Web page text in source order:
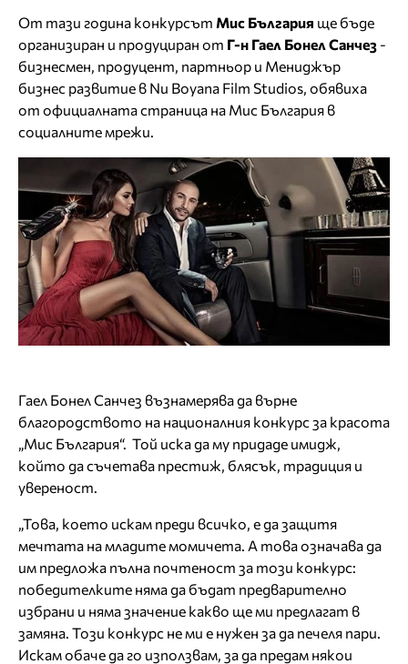
От тази година конкурсът Мис България ще бъде
организиран и продуциран от Г-н Гаел Бонел Санчез -
бизнесмен, продуцент, партньор и Мениджър
бизнес развитие в Nu Boyana Film Studios, обявиха
от официалната страница на Мис България в
социалните мрежи.
Гаел Бонел Санчез възнамерява да върне
благородството на националния конкурс за красота
„Мис България“. Той иска да му придаде имидж,
който да съчетава престиж, блясък, традиция и
увереност.
„Това, което искам преди всичко, е да защитя
мечтата на младите момичета. А това означава да
им предложа пълна почтеност за този конкурс:
победителките няма да бъдат предварително
избрани и няма значение какво ще ми предлагат в
замяна. Този конкурс не ми е нужен за да печеля пари.
Искам обаче да го използвам, за да предам някои